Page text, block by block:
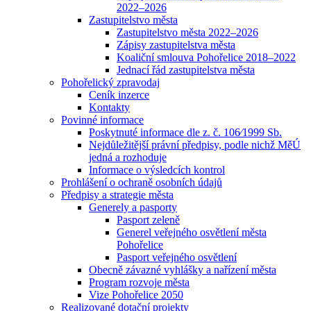
2022–2026
Zastupitelstvo města
Zastupitelstvo města 2022–2026
Zápisy zastupitelstva města
Koaliční smlouva Pohořelice 2018–2022
Jednací řád zastupitelstva města
Pohořelický zpravodaj
Ceník inzerce
Kontakty
Povinné informace
Poskytnuté informace dle z. č. 106⁄1999 Sb.
Nejdůležitější právní předpisy, podle nichž MěÚ
jedná a rozhoduje
Informace o výsledcích kontrol
Prohlášení o ochraně osobních údajů
Předpisy a strategie města
Generely a pasporty
Pasport zeleně
Generel veřejného osvětlení města
Pohořelice
Pasport veřejného osvětlení
Obecně závazné vyhlášky a nařízení města
Program rozvoje města
Vize Pohořelice 2050
Realizované dotační projekty